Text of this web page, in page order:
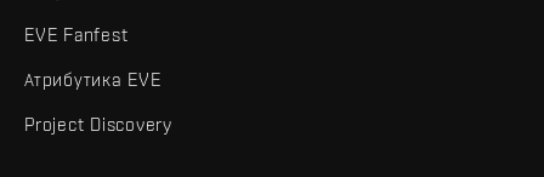
EVE Fanfest
Атрибутика EVE
Project Discovery